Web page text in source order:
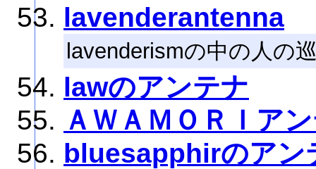
lavenderantenna
lavenderismの中の人の
lawのアンテナ
ＡＷＡＭＯＲＩア
bluesapphirのアン